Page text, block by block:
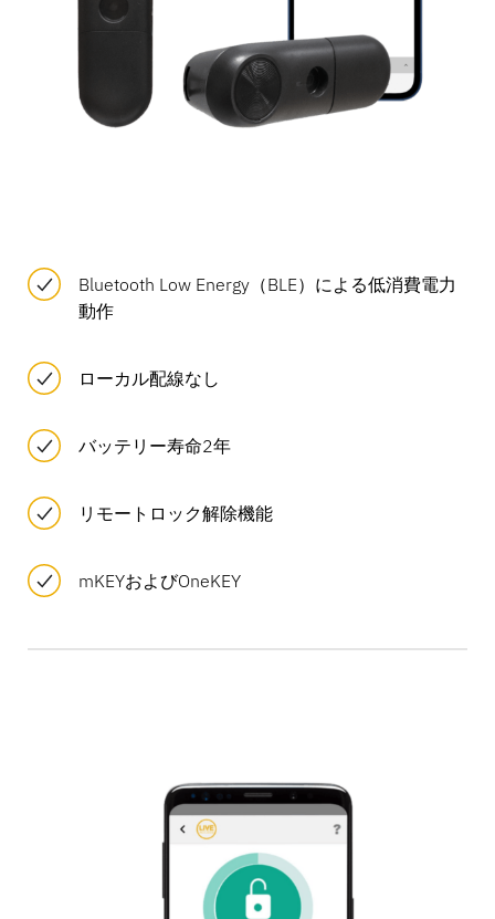
Bluetooth Low Energy（BLE）による低消費電力
動作
ローカル配線なし
バッテリー寿命2年
リモートロック解除機能
mKEYおよびOneKEY